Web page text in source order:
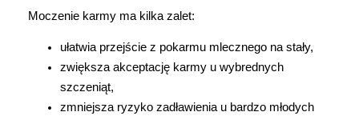
Moczenie karmy ma kilka zalet:
ułatwia przejście z pokarmu mlecznego na stały,
zwiększa akceptację karmy u wybrednych
szczeniąt,
zmniejsza ryzyko zadławienia u bardzo młodych